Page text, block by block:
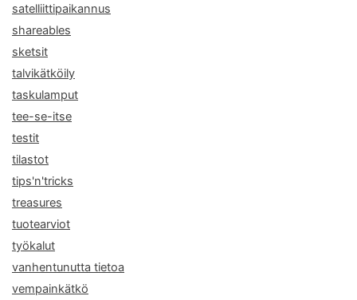
satelliittipaikannus
shareables
sketsit
talvikätköily
taskulamput
tee-se-itse
testit
tilastot
tips'n'tricks
treasures
tuotearviot
työkalut
vanhentunutta tietoa
vempainkätkö